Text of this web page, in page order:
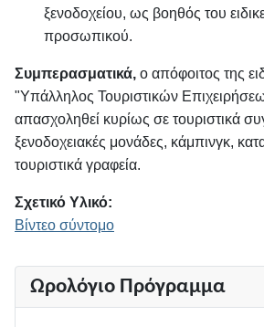
ξενοδοχείου, ως βοηθός του
προσωπικού.
Συμπερασματικά, ο απόφοιτος της
"Υπάλληλος Τουριστικών
απασχοληθεί κυρίως σε τουριστικά
ξενοδοχειακές μονάδες, κάμπινγκ,
τουριστικά γραφεία.
Σχετικό Υλικό:
Βίντεο σύντομο
Ωρολόγιο Πρόγραμμα